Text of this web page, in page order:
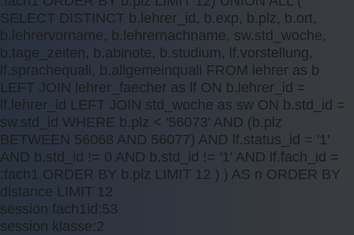
SELECT DISTINCT b.lehrer_id, b.exp, b.plz, b.ort,
b.lehrervorname, b.lehrernachname, sw.std_woche,
b.tage_zeiten, b.abinote, b.studium, lf.vorstellung,
lf.sprachequali, b.allgemeinquali FROM lehrer as b
LEFT JOIN lehrer_faecher as lf ON b.lehrer_id =
lf.lehrer_id LEFT JOIN std_woche as sw ON b.std_id =
sw.std_id WHERE b.plz < '56073' AND (b.plz
BETWEEN 56068 AND 56077) AND lf.status_id = '1'
AND b.std_id != 0 AND b.std_id != '1' AND lf.fach_id =
:fach1 ORDER BY b.plz LIMIT 12 ) ) AS n ORDER BY
distance LIMIT 12
session fach1id:53
session klasse:2